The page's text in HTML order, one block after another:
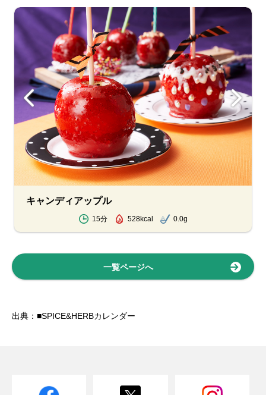
キャンディアップル
15分 528kcal 0.0g
一覧ページへ
出典：■SPICE&HERBカレンダー